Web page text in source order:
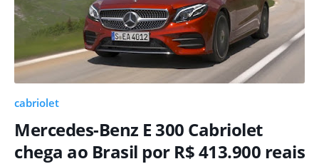
cabriolet
Mercedes-Benz E 300 Cabriolet
chega ao Brasil por R$ 413.900 reais